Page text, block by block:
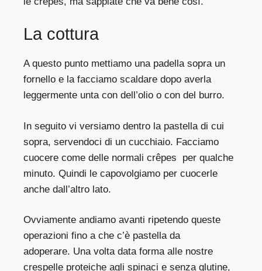
La cottura
A questo punto mettiamo una padella sopra un
fornello e la facciamo scaldare dopo averla
leggermente unta con dell’olio o con del burro.
In seguito vi versiamo dentro la pastella di cui
sopra, servendoci di un cucchiaio. Facciamo
cuocere come delle normali crêpes per qualche
minuto. Quindi le capovolgiamo per cuocerle
anche dall’altro lato.
Ovviamente andiamo avanti ripetendo queste
operazioni fino a che c’è pastella da
adoperare. Una volta data forma alle nostre
crespelle proteiche agli spinaci e senza glutine,